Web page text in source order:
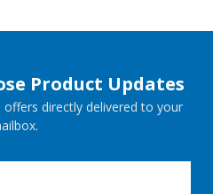
Product Updates
directly delivered to your